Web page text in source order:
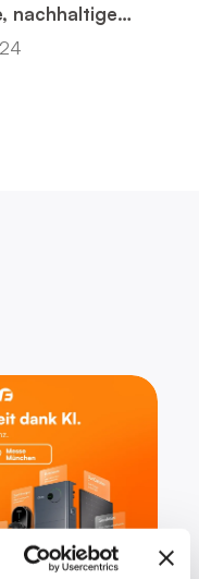
nachhaltige
umfassende